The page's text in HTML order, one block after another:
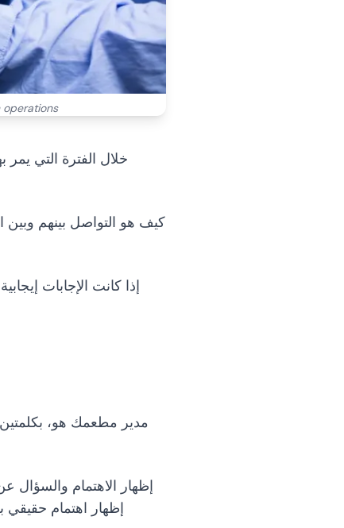
خلال الفترة التي
كيف هو التواصل بينهم
إذا كانت الإجابات
مدير مطعمك هو، بكلمتين،
إظهار الاهتمام والسؤال
إظهار اهتمام حقيقي